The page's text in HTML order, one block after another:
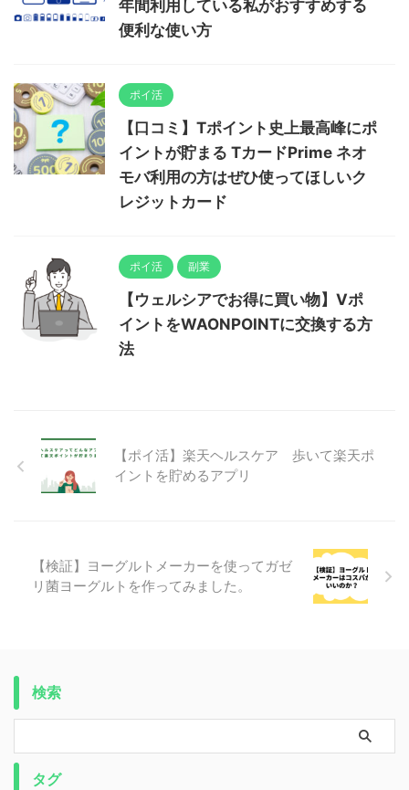
年間利用している私がおすすめする
便利な使い方
ポイ活
【口コミ】Tポイント史上最高峰にポ
イントが貯まる TカードPrime ネオ
モバ利用の方はぜひ使ってほしいク
レジットカード
ポイ活 副業
【ウェルシアでお得に買い物】Vポ
イントをWAONPOINTに交換する方
法
【ポイ活】楽天ヘルスケア 歩いて楽天ポ
イントを貯めるアプリ
【検証】ヨーグルトメーカーを使ってガゼ
リ菌ヨーグルトを作ってみました。
検索
タグ